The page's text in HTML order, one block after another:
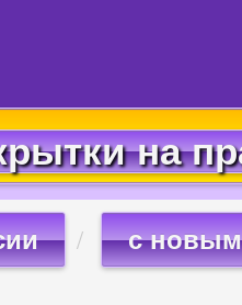
на
с